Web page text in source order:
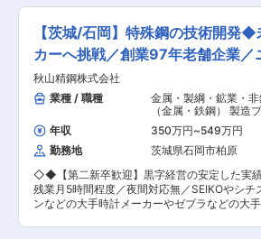
で22名、うち今回の配属グループでは17名で
年齢層は20代前半〜40代後半で、平均年齢
歳と若く、中途社員も3割ほど在籍しています
若手社員が比較的多く和気あいあいとしながら
活気のある職場環境です。 ■期待する役割／ミッ
ション ・技術・市場情報を統合し、開発テー
自ら創出・判断いただくこと ・開発から顧客
までを一気通貫で統率し、成果創出につなげる
と ・国内外の関係部門・海外拠点との連携を主
し、組織力を最大化すること ・人材育成と仕組
づくりを通じ、持続的な事業成長を牽引する
変更の範囲：会社の定める業務
フォーミングロールの設計及び作図をお任せ
す。 ■業務詳細： ◇「フォーミングロール」と
いう金属金型を、最初はCADでトレースする
から始めて、ゆくゆくは顧客のニーズに合わせ
て、自分で設計して世界で一つのオーダーメイ
品を作り出します。 ◇CADは未経験でもOKで
す。当社の設計部員もほとんどがCADを触っ
とが無く、入社後に会社からセミナーに参加
り、仕事をしながら覚えていきます。 ■フォーミ
ングロールとは： 〜飛行機や家、車、自転車、
射器、シャッターに使用される◎〜 フォーミン
ロールはその名のとおり「ロール（回転）」す
金型です。回転する複数のフォーミングロール
帯状の鋼板を通すことにより、様々な形状を効
よく製造することが可能になります。 このよう
複数のフォーミングロールが機械に組み込ま
【茨城/石岡】特殊鋼の技術開発
カーへ挑戦／創業97年老舗企業／
業5H
秋山精鋼株式会社
業種 / 職種
金属・製綱・鉱業・
（金属・鉄鋼） 製造
法開発（加工成型）（
ラス）
年収 350万円~549万円
勤務地
茨城県石岡市柏原
◇◆【第二新卒歓迎】黒字経営の安定した実
残業月5時間程度／夜間対応無／SEIKOやシチ
ンなどの大手時計メーカーやゼブラなどの大手